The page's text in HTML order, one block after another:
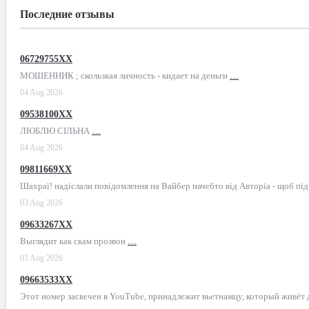
Последние отзывы
06729755XX
МОШЕННИК ; скользкая личность - кидает на деньги …
04 Aug 2026
09538100XX
ЛЮБЛЮ СІЛЬНА …
04 Aug 2026
09811669XX
Шахраї! надіслали повідомлення на Вайбер начебто від Авторіа - щоб під
03 Aug 2026
09633267XX
Выглядит как скам прозвон …
03 Aug 2026
09663533XX
Этот номер засвечен в YouTube, принадлежит вьетнамцу, который живёт